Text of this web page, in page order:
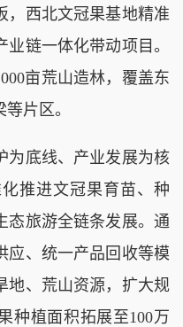
，西北文冠果基地精准
链一体化带动项目。
亩荒山造林，覆盖东
片区。
底线、产业发展为核
推进文冠果育苗、种
态旅游全链条发展。通
应、统一产品回收等模
地、荒山资源，扩大规
种植面积拓展至100万